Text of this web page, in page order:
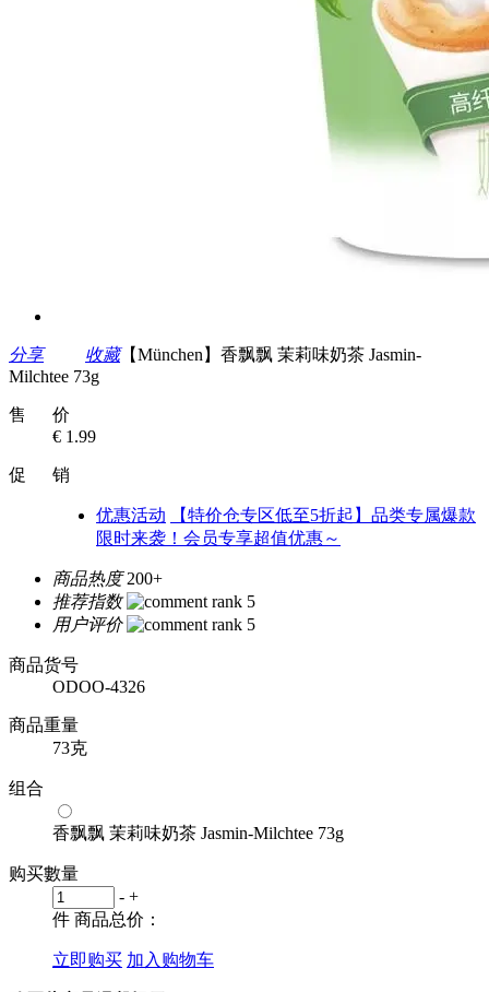
分享 收藏【München】香飘飘 茉莉味奶茶 Jasmin-
Milchtee 73g
售 价
€ 1.99
促 销
优惠活动
【特价仓专区低至5折起】品类专属爆款
限时来袭！会员专享超值优惠～
商品热度 200+
推荐指数
用户评价
商品货号
ODOO-4326
商品重量
73克
组合
香飘飘 茉莉味奶茶 Jasmin-Milchtee 73g
购买數量
- +
件 商品总价：
立即购买 加入购物车